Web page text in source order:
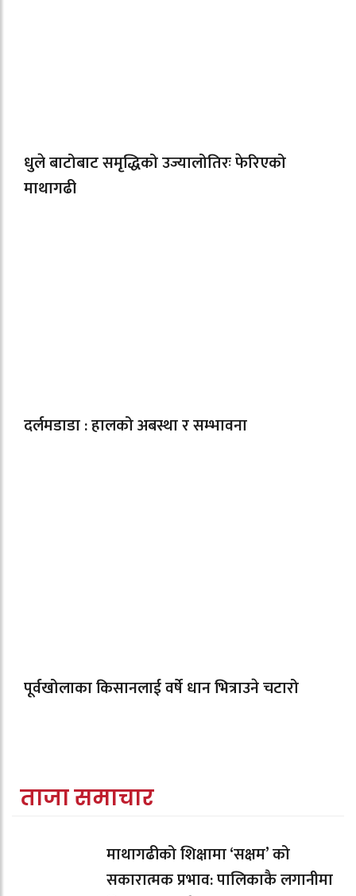
धुले बाटोबाट समृद्धिको उज्यालोतिरः फेरिएको
माथागढी
दर्लमडाडा : हालको अबस्था र सम्भावना
पूर्वखोलाका किसानलाई वर्षे धान भित्राउने चटारो
ताजा समाचार
माथागढीको शिक्षामा ‘सक्षम’ को
सकारात्मक प्रभाव: पालिकाकै लगानीमा